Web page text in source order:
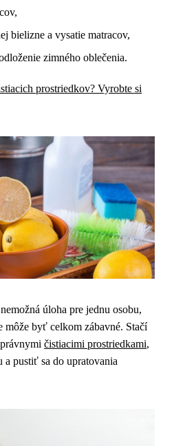
bielizne a vysatie matracov,
zimného oblečenia.
prostriedkov? Vyrobte si
úloha pre jednu osobu,
môže byť celkom zábavné. Stačí
čistiacimi prostriedkami,
pustiť sa do upratovania